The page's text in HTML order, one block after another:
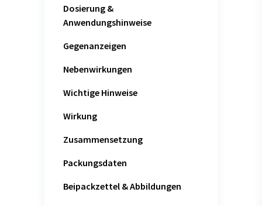
Dosierung &
Anwendungshinweise
Gegenanzeigen
Nebenwirkungen
Wichtige Hinweise
Wirkung
Zusammensetzung
Packungsdaten
Beipackzettel & Abbildungen